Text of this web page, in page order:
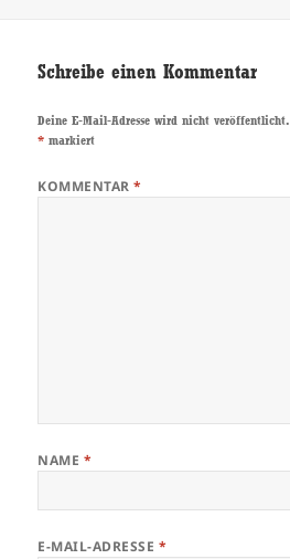
Schreibe einen Kommentar
Deine E-Mail-Adresse wird nicht veröffentlicht.
* markiert
KOMMENTAR*
NAME *
E-MAIL-ADRESSE *